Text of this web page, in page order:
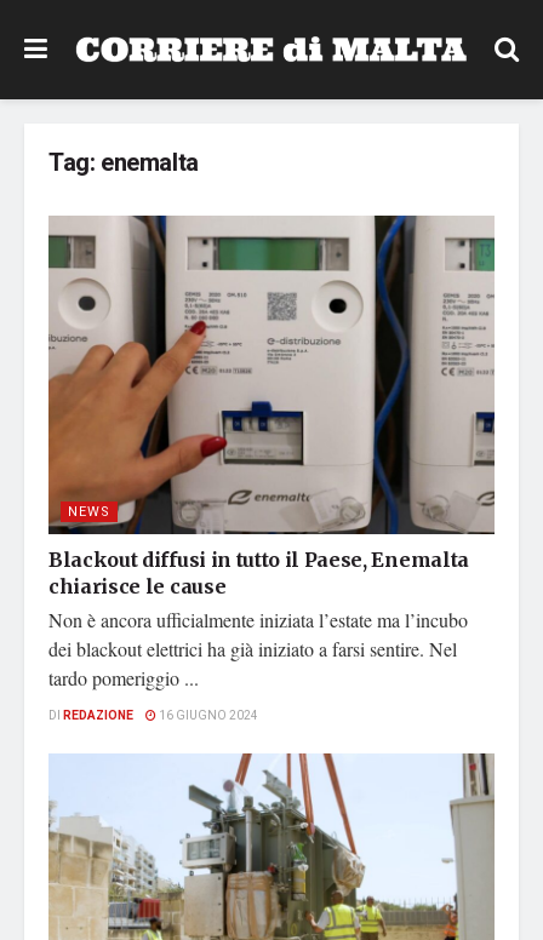
Tag: enemalta
NEWS
Blackout diffusi in tutto il Paese, Enemalta
chiarisce le cause
Non è ancora ufficialmente iniziata l’estate ma l’incubo
dei blackout elettrici ha già iniziato a farsi sentire. Nel
tardo pomeriggio ...
DI REDAZIONE 16 GIUGNO 2024